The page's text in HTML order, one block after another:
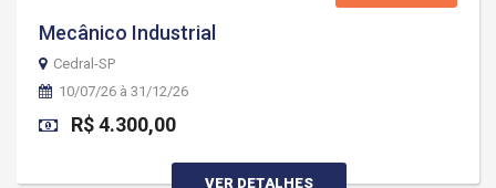
Mecânico Industrial
Cedral-SP
10/07/26 à 31/12/26
R$ 4.300,00
VER DETALHES